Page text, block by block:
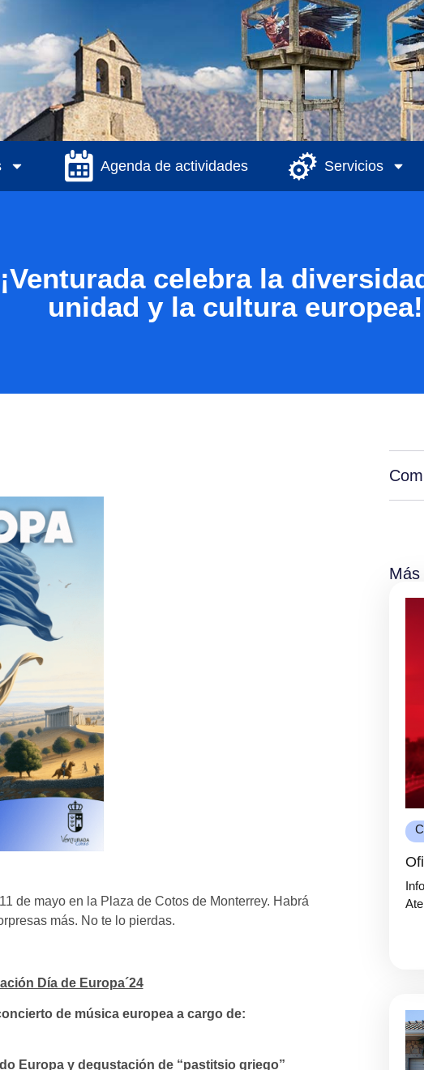
Agenda de actividades Servicios
¡Venturada celebra la
unidad y la cultura europea!
de mayo en la Plaza de Cotos de Monterrey. Habrá
más. No te lo pierdas.
Día de Europa´24
de música europea a cargo de:
Europa y degustación de “pastitsio griego”
Más